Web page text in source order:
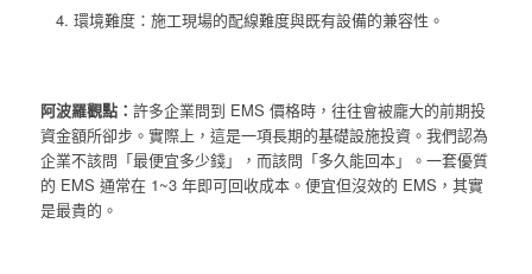
環境難度：施工現場的配線難度與既有設備的兼容性。
阿波羅觀點： 許多企業問到 EMS 價格時，往往會被龐大的前期投
資金額所卻步。實際上，這是一項長期的基礎設施投資。我們認為
企業不該問「最便宜多少錢」，而該問「多久能回本」。一套優質
的 EMS 通常在 1~3 年即可回收成本。便宜但沒效的 EMS，其實
是最貴的。